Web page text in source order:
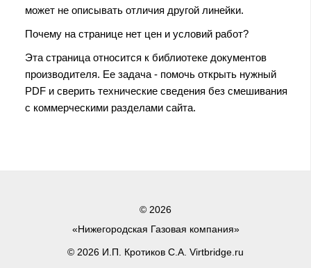
может не описывать отличия другой линейки.
Почему на странице нет цен и условий работ?
Эта страница относится к библиотеке документов
производителя. Ее задача - помочь открыть нужный
PDF и сверить технические сведения без смешивания
с коммерческими разделами сайта.
© 2026
«Нижегородская Газовая компания»
© 2026 И.П. Кротиков С.А. Virtbridge.ru